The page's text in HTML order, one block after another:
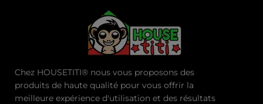
Chez HOUSETITI® nous vous proposons des
produits de haute qualité pour vous offrir la
meilleure expérience d'utilisation et des résultats